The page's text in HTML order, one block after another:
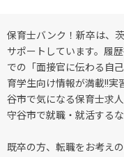
保育士バンク！新卒は、
サポートしています。履
での「面接官に伝わる自
育学生向け情報が満載!!実
谷市で気になる保育士求
守谷市で就職・就活する
既卒の方、転職をお考え